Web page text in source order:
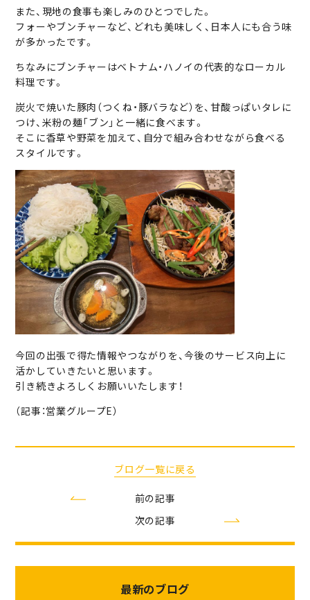
また、現地の食事も楽しみのひとつでした。
フォーやブンチャーなど、どれも美味しく、日本人にも合う味
が多かったです。
ちなみにブンチャーはベトナム・ハノイの代表的なローカル
料理です。
炭火で焼いた豚肉（つくね・豚バラなど）を、甘酸っぱいタレに
つけ、米粉の麺「ブン」と一緒に食べます。
そこに香草や野菜を加えて、自分で組み合わせながら食べる
スタイルです。
今回の出張で得た情報やつながりを、今後のサービス向上に
活かしていきたいと思います。
引き続きよろしくお願いいたします！
（記事：営業グループE）
ブログ一覧に戻る
前の記事
次の記事
最新のブログ